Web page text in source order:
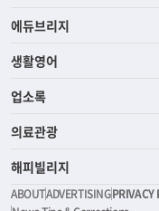
에듀브리지
생활영어
업소록
의료관광
해피빌리지
ABOUTADVERTISINGPRIVACY